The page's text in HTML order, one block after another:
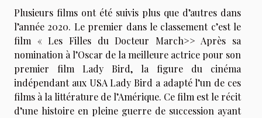
Plusieurs films ont été suivis plus que d’autres dans
l’année 2020. Le premier dans le classement c’est le
film « Les Filles du Docteur March>> Après sa
nomination à l’Oscar de la meilleure actrice pour son
premier film Lady Bird, la figure du cinéma
indépendant aux USA Lady Bird a adapté l’un de ces
films à la littérature de l’Amérique. Ce film est le récit
d’une histoire en pleine guerre de succession ayant